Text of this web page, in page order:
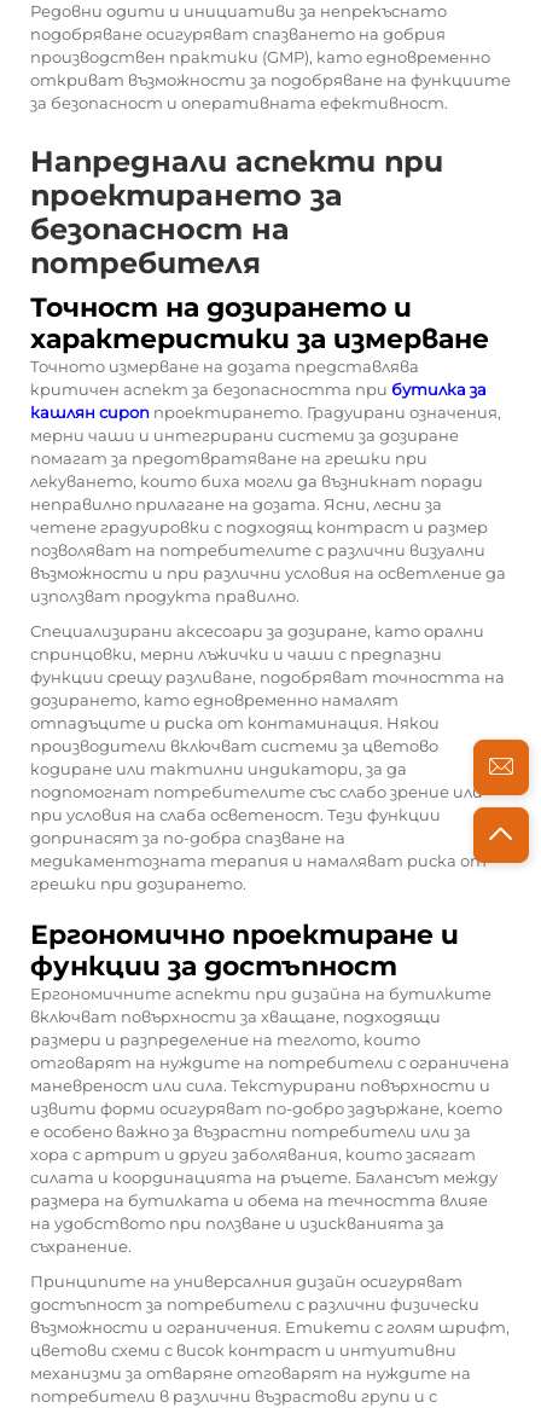
Редовни одити и инициативи за непрекъснато
подобряване осигуряват спазването на добрия
производствен практики (GMP), като едновременно
откриват възможности за подобряване на функциите
за безопасност и оперативната ефективност.
Напреднали аспекти при
проектирането за
безопасност на
потребителя
Точност на дозирането и
характеристики за измерване
Точното измерване на дозата представлява
критичен аспект за безопасността при бутилка за
кашлян сироп проектирането. Градуирани означения,
мерни чаши и интегрирани системи за дозиране
помагат за предотвратяване на грешки при
лекуването, които биха могли да възникнат поради
неправилно прилагане на дозата. Ясни, лесни за
четене градуировки с подходящ контраст и размер
позволяват на потребителите с различни визуални
възможности и при различни условия на осветление да
използват продукта правилно.
Специализирани аксесоари за дозиране, като орални
спринцовки, мерни лъжички и чаши с предпазни
функции срещу разливане, подобряват точността на
дозирането, като едновременно намалят
отпадъците и риска от контаминация. Някои
производители включват системи за цветово
кодиране или тактилни индикатори, за да
подпомогнат потребителите със слабо зрение или
при условия на слаба осветеност. Тези функции
допринасят за по-добра спазване на
медикаментозната терапия и намаляват риска от
грешки при дозирането.
Ергономично проектиране и
функции за достъпност
Ергономичните аспекти при дизайна на бутилките
включват повърхности за хващане, подходящи
размери и разпределение на теглото, които
отговарят на нуждите на потребители с ограничена
маневреност или сила. Текстурирани повърхности и
извити форми осигуряват по-добро задържане, което
е особено важно за възрастни потребители или за
хора с артрит и други заболявания, които засягат
силата и координацията на ръцете. Балансът между
размера на бутилката и обема на течността влияе
на удобството при ползване и изискванията за
съхранение.
Принципите на универсалния дизайн осигуряват
достъпност за потребители с различни физически
възможности и ограничения. Етикети с голям шрифт,
цветови схеми с висок контраст и интуитивни
механизми за отваряне отговарят на нуждите на
потребители в различни възрастови групи и с